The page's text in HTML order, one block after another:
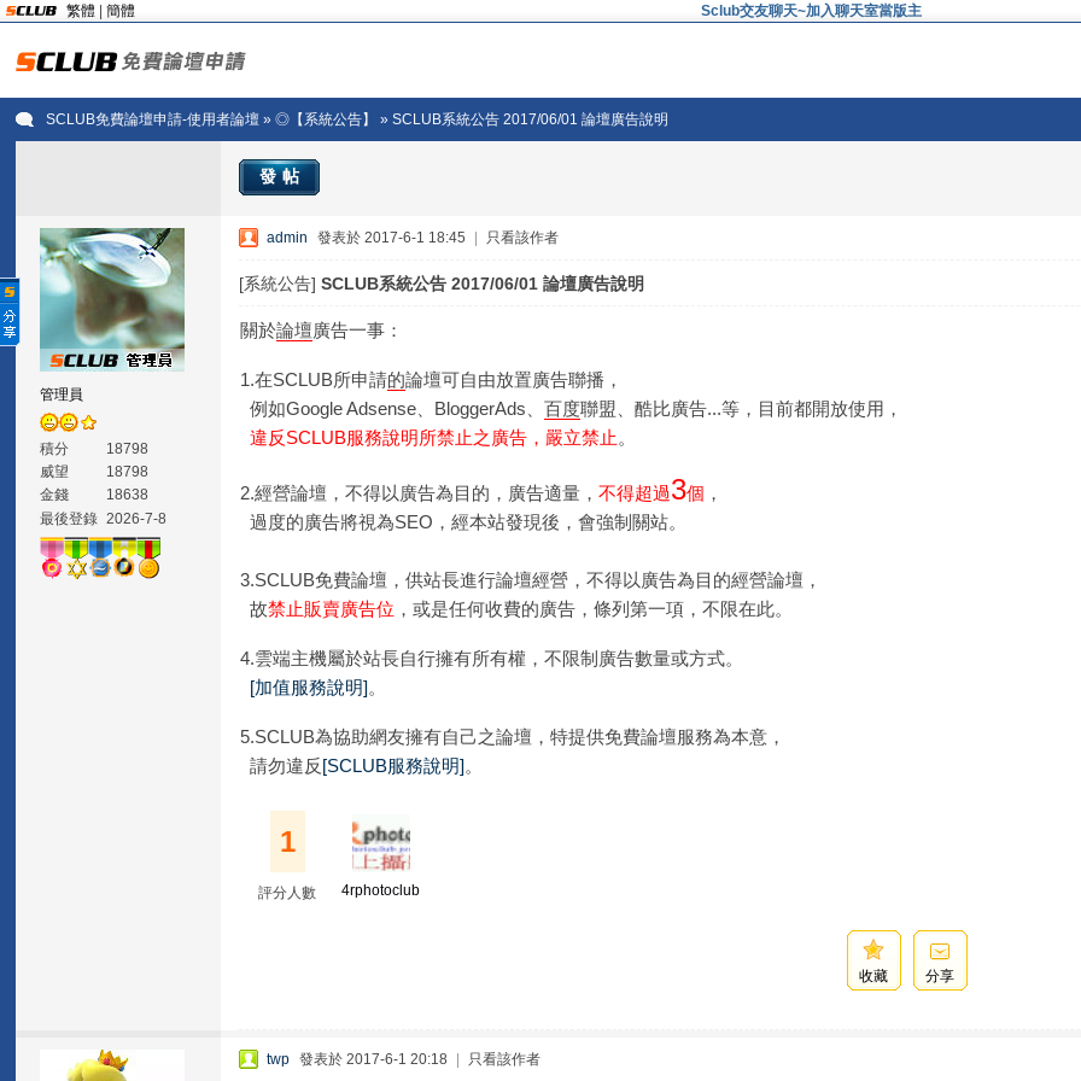
繁體 簡體 Sclub交友聊天~加入聊天室當版主
SCLUB免費論壇申請-使用者論壇 »◎【系統公告】 » SCLUB系統公告 2017/06/01 論壇廣告說明
發帖
管理員
積分
18798
威望
18798
金錢
18638
最後登錄 2026-7-8
admin 發表於 2017-6-1 18:45 只看該作者
[系統公告] SCLUB系統公告 2017/06/01 論壇廣告說明
關於論壇廣告一事：
1.在SCLUB所申請的論壇可自由放置廣告聯播，
例如Google Adsense、BloggerAds、百度聯盟、酷比廣告...等，目前都開放使用，
違反SCLUB服務說明所禁止之廣告，嚴立禁止 。
2.經營論壇，不得以廣告為目的，廣告適量，不得超過3個 ，
過度的廣告將視為SEO，經本站發現後，會強制關站。
3.SCLUB免費論壇，供站長進行論壇經營，不得以廣告為目的經營論壇，
故禁止販賣廣告位 ，或是任何收費的廣告，條列第一項，不限在此。
4.雲端主機屬於站長自行擁有所有權，不限制廣告數量或方式。
[加值服務說明]。
5.SCLUB為協助網友擁有自己之論壇，特提供免費論壇服務為本意，
請勿違反[SCLUB服務說明]。
1
評分人數 4rphotoclub
收藏 分享
twp 發表於 2017-6-1 20:18 只看該作者